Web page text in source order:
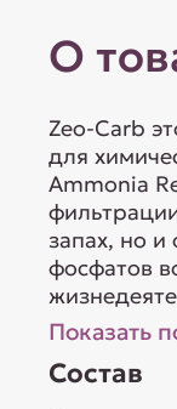
О
Zeo-Carb
для
Ammonia
запах, но
фосфатов
Показать
Состав